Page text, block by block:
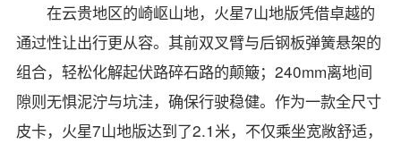
在云贵地区的崎岖山地，火星7山地版凭借卓越的
通过性让出行更从容。其前双叉臂与后钢板弹簧悬架的
组合，轻松化解起伏路碎石路的颠簸；240mm离地间
隙则无惧泥泞与坑洼，确保行驶稳健。作为一款全尺寸
皮卡，火星7山地版达到了2.1米，不仅乘坐宽敞舒适，